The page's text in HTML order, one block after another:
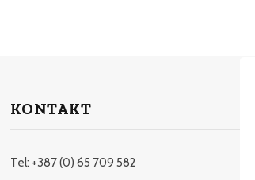
KONTAKT
Tel: +387 (0) 65 709 582